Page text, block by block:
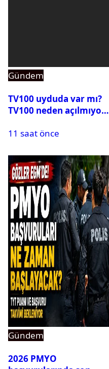
Gündem
TV100 uyduda var mı?
TV100 neden açılmıyor?
11 saat önce
Gündem
2026 PMYO